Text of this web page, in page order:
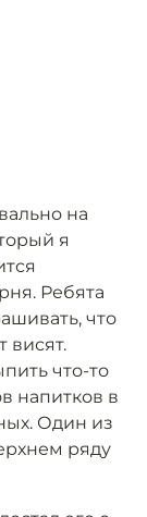
на
я
Ребята
что
висят.
что-то
напитков в
Один из
ряду